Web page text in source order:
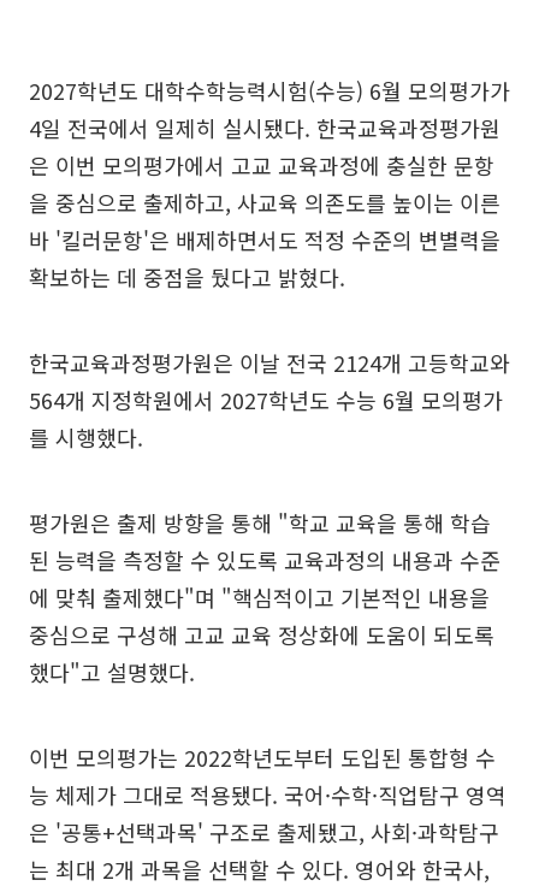
2027학년도 대학수학능력시험(수능) 6월 모의평가가
4일 전국에서 일제히 실시됐다. 한국교육과정평가원
은 이번 모의평가에서 고교 교육과정에 충실한 문항
을 중심으로 출제하고, 사교육 의존도를 높이는 이른
바 '킬러문항'은 배제하면서도 적정 수준의 변별력을
확보하는 데 중점을 뒀다고 밝혔다.
한국교육과정평가원은 이날 전국 2124개 고등학교와
564개 지정학원에서 2027학년도 수능 6월 모의평가
를 시행했다.
평가원은 출제 방향을 통해 "학교 교육을 통해 학습
된 능력을 측정할 수 있도록 교육과정의 내용과 수준
에 맞춰 출제했다"며 "핵심적이고 기본적인 내용을
중심으로 구성해 고교 교육 정상화에 도움이 되도록
했다"고 설명했다.
이번 모의평가는 2022학년도부터 도입된 통합형 수
능 체제가 그대로 적용됐다. 국어·수학·직업탐구 영역
은 '공통+선택과목' 구조로 출제됐고, 사회·과학탐구
는 최대 2개 과목을 선택할 수 있다. 영어와 한국사,